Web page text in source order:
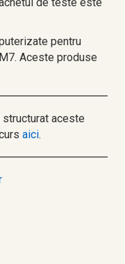
pentru
Aceste produse
aceste
aici.